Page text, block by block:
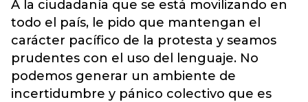
A la ciudadanía que se está movilizando en
todo el país, le pido que mantengan el
carácter pacífico de la protesta y seamos
prudentes con el uso del lenguaje. No
podemos generar un ambiente de
incertidumbre y pánico colectivo que es